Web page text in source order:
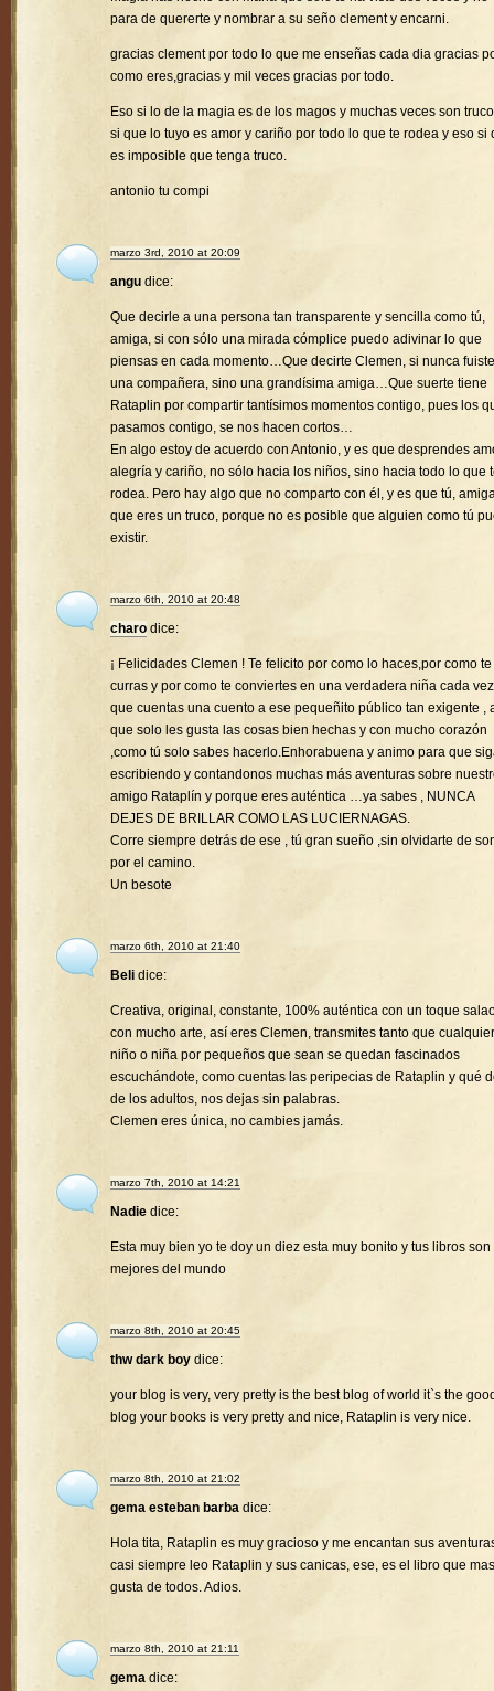
para de quererte y nombrar a su seño clement y encarni.
gracias clement por todo lo que me enseñas cada dia gracias
como eres,gracias y mil veces gracias por todo.
Eso si lo de la magia es de los magos y muchas veces son
si que lo tuyo es amor y cariño por todo lo que te rodea y eso si
es imposible que tenga truco.
antonio tu compi
marzo 3rd, 2010 at 20:09
angu dice:
Que decirle a una persona tan transparente y sencilla como tú,
amiga, si con sólo una mirada cómplice puedo adivinar lo que
piensas en cada momento…Que decirte Clemen, si nunca fuiste
una compañera, sino una grandísima amiga…Que suerte tiene
Rataplin por compartir tantísimos momentos contigo, pues los
pasamos contigo, se nos hacen cortos…
En algo estoy de acuerdo con Antonio, y es que desprendes
alegría y cariño, no sólo hacia los niños, sino hacia todo lo que
rodea. Pero hay algo que no comparto con él, y es que tú,
que eres un truco, porque no es posible que alguien como tú
existir.
marzo 6th, 2010 at 20:48
charo dice:
¡ Felicidades Clemen ! Te felicito por como lo haces,por como
curras y por como te conviertes en una verdadera niña cada vez
que cuentas una cuento a ese pequeñito público tan exigente ,
que solo les gusta las cosas bien hechas y con mucho corazón
,como tú solo sabes hacerlo.Enhorabuena y animo para que
escribiendo y contandonos muchas más aventuras sobre
amigo Rataplín y porque eres auténtica …ya sabes , NUNCA
DEJES DE BRILLAR COMO LAS LUCIERNAGAS.
Corre siempre detrás de ese , tú gran sueño ,sin olvidarte de
por el camino.
Un besote
marzo 6th, 2010 at 21:40
Beli dice:
Creativa, original, constante, 100% auténtica con un toque
con mucho arte, así eres Clemen, transmites tanto que cualquier
niño o niña por pequeños que sean se quedan fascinados
escuchándote, como cuentas las peripecias de Rataplin y qué
de los adultos, nos dejas sin palabras.
Clemen eres única, no cambies jamás.
marzo 7th, 2010 at 14:21
Nadie dice:
Esta muy bien yo te doy un diez esta muy bonito y tus libros son
mejores del mundo
marzo 8th, 2010 at 20:45
thw dark boy dice:
your blog is very, very pretty is the best blog of world it`s the
blog your books is very pretty and nice, Rataplin is very nice.
marzo 8th, 2010 at 21:02
gema esteban barba dice:
Hola tita, Rataplin es muy gracioso y me encantan sus
casi siempre leo Rataplin y sus canicas, ese, es el libro que
gusta de todos. Adios.
marzo 8th, 2010 at 21:11
gema dice: